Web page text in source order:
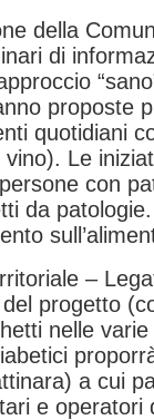
della
di
proposte
quotidiani
Le
con
da
–
progetto
nelle
a cui
e operatori